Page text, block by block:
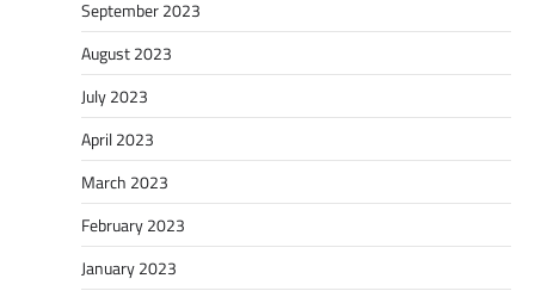
September 2023
August 2023
July 2023
April 2023
March 2023
February 2023
January 2023